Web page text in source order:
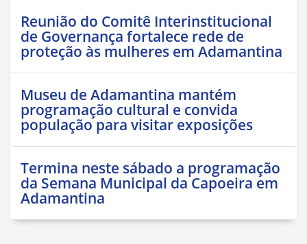
Reunião do Comitê Interinstitucional
de Governança fortalece rede de
proteção às mulheres em Adamantina
Museu de Adamantina mantém
programação cultural e convida
população para visitar exposições
Termina neste sábado a programação
da Semana Municipal da Capoeira em
Adamantina